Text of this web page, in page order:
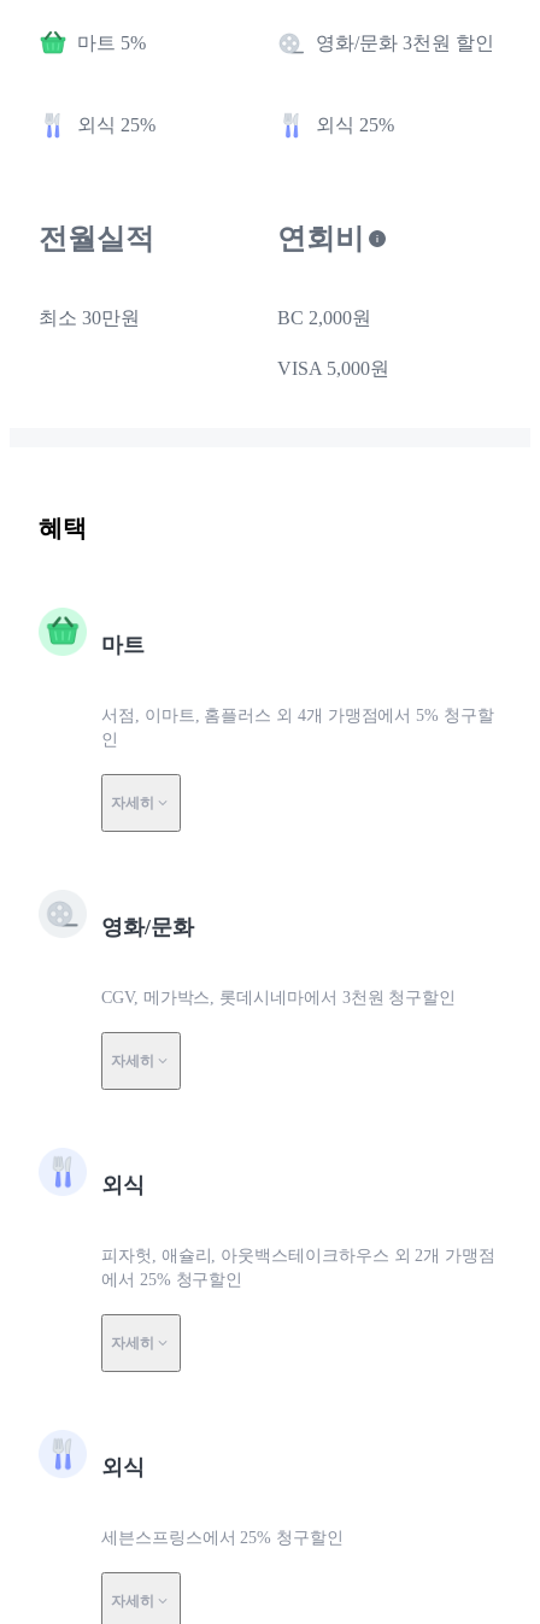
마트 5% 영화/문화 3천원 할인
외식 25% 외식 25%
전월실적
최소 30만원
연회비
BC 2,000원
VISA 5,000원
혜택
마트
서점, 이마트, 홈플러스 외 4개 가맹점에서 5% 청구할
인
자세히
영화/문화
CGV, 메가박스, 롯데시네마에서 3천원 청구할인
자세히
외식
피자헛, 애슐리, 아웃백스테이크하우스 외 2개 가맹점
에서 25% 청구할인
자세히
외식
세븐스프링스에서 25% 청구할인
자세히